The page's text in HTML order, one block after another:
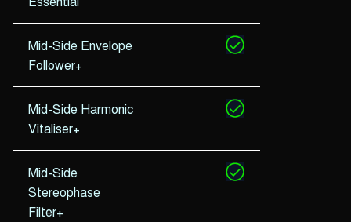
Mid-Side Envelope
Follower+
Mid-Side Harmonic
Vitaliser+
Mid-Side
Stereophase
Filter+